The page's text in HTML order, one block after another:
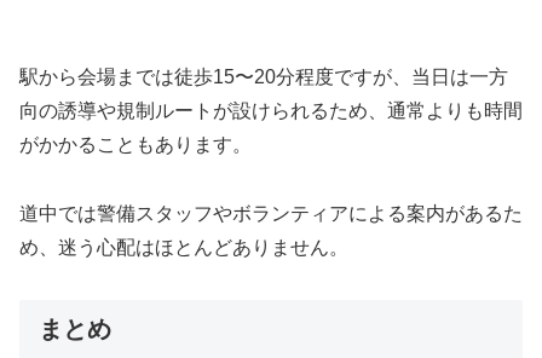
駅から会場までは徒歩15〜20分程度ですが、当日は一方
向の誘導や規制ルートが設けられるため、通常よりも時間
がかかることもあります。
道中では警備スタッフやボランティアによる案内があるた
め、迷う心配はほとんどありません。
まとめ